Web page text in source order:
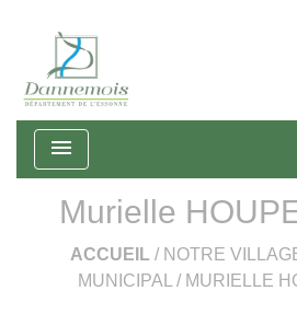
menu
Murielle
ACCUEIL / NOTRE
MUNICIPAL
/ MURIELLE